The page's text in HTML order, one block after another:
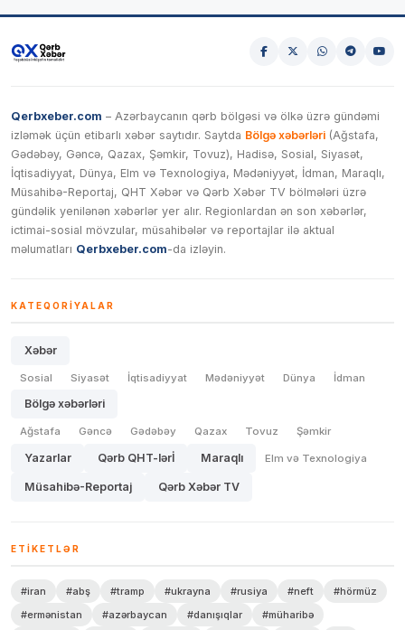
Qerbxeber.com – Azərbaycanın qərb bölgəsi və ölkə üzrə gündəmi
izləmək üçün etibarlı xəbər saytıdır. Saytda Bölgə xəbərləri (Ağstafa,
Gədəbəy, Gəncə, Qazax, Şəmkir, Tovuz), Hadisə, Sosial, Siyasət,
İqtisadiyyat, Dünya, Elm və Texnologiya, Mədəniyyət, İdman, Maraqlı,
Müsahibə-Reportaj, QHT Xəbər və Qərb Xəbər TV bölmələri üzrə
gündəlik yenilənən xəbərlər yer alır. Regionlardan ən son xəbərlər,
ictimai-sosial mövzular, müsahibələr və reportajlar ilə aktual
məlumatları Qerbxeber.com-da izləyin.
KATEQORIYALAR
Xəbər
Sosial Siyasət İqtisadiyyat Mədəniyyət Dünya İdman
Bölgə xəbərləri
Ağstafa Gəncə Gədəbəy Qazax Tovuz Şəmkir
Yazarlar Qərb QHT-lərİ Maraqlı Elm və Texnologiya
Müsahibə-Reportaj Qərb Xəbər TV
ETIKETLƏR
#iran #abş #tramp #ukrayna #rusiya #neft
#hörmüz
#ermənistan
#azərbaycan #danışıqlar #müharibə